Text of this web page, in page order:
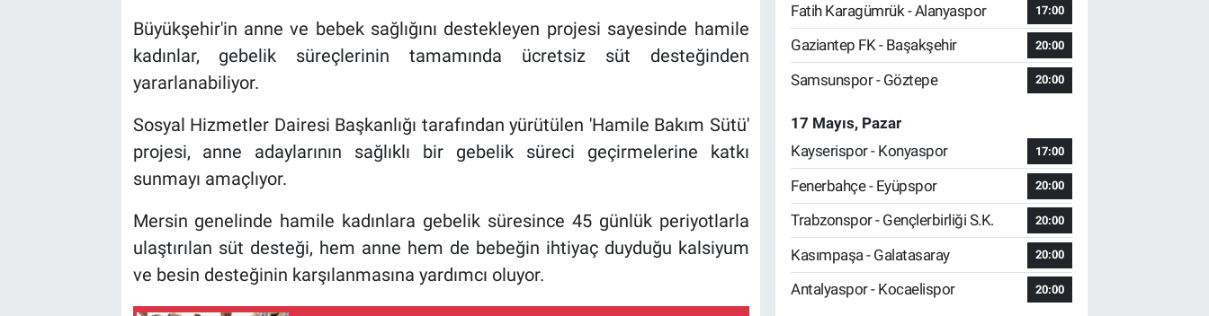
Büyükşehir'in anne ve bebek sağlığını destekleyen projesi sayesinde hamile
kadınlar, gebelik süreçlerinin tamamında ücretsiz süt desteğinden
yararlanabiliyor.
Sosyal Hizmetler Dairesi Başkanlığı tarafından yürütülen 'Hamile Bakım Sütü'
projesi, anne adaylarının sağlıklı bir gebelik süreci geçirmelerine katkı
sunmayı amaçlıyor.
Mersin genelinde hamile kadınlara gebelik süresince 45 günlük periyotlarla
ulaştırılan süt desteği, hem anne hem de bebeğin ihtiyaç duyduğu kalsiyum
ve besin desteğinin karşılanmasına yardımcı oluyor.
Fatih Karagümrük - Alanyaspor
17:00
Gaziantep FK - Başakşehir 20:00
Samsunspor - Göztepe 20:00
17 Mayıs, Pazar
Kayserispor - Konyaspor
17:00
Fenerbahçe - Eyüpspor 20:00
Trabzonspor - Gençlerbirliği S.K. 20:00
Kasımpaşa - Galatasaray 20:00
Antalyaspor - Kocaelispor 20:00